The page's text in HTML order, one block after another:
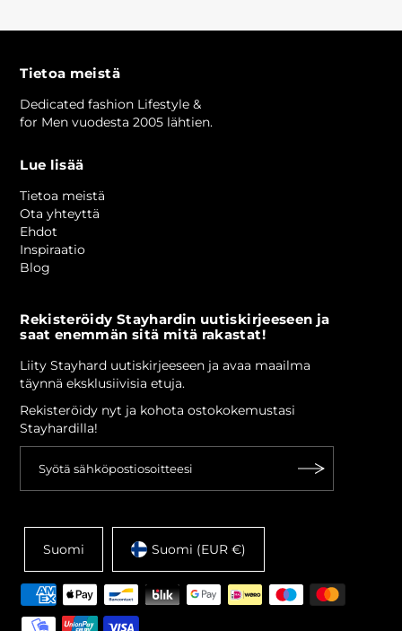
Tietoa meistä
Dedicated fashion Lifestyle &
for Men vuodesta 2005 lähtien.
Lue lisää
Tietoa meistä
Ota yhteyttä
Ehdot
Inspiraatio
Blog
Rekisteröidy Stayhardin uutiskirjeeseen ja
saat enemmän sitä mitä rakastat!
Liity Stayhard uutiskirjeeseen ja avaa maailma
täynnä eksklusiivisia etuja.
Rekisteröidy nyt ja kohota ostokokemustasi
Stayhardilla!
Suomi Suomi (EUR €)